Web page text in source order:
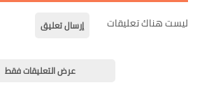
ليست هناك تعليقات إرسال تعليق
عرض التعليقات فقط